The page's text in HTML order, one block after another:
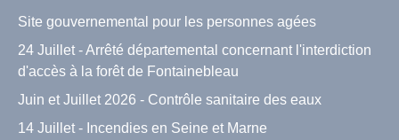
Site gouvernemental pour les personnes agées
24 Juillet - Arrêté départemental concernant l'interdiction
d'accès à la forêt de Fontainebleau
Juin et Juillet 2026 - Contrôle sanitaire des eaux
14 Juillet - Incendies en Seine et Marne